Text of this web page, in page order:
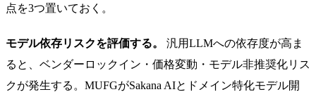
点を3つ置いておく。
モデル依存リスクを評価する。
汎用LLMへの依存度が高ま
ると、ベンダーロックイン・価格変動・モデル非推奨化リス
クが発生する。MUFGがSakana AIとドメイン特化モデル開